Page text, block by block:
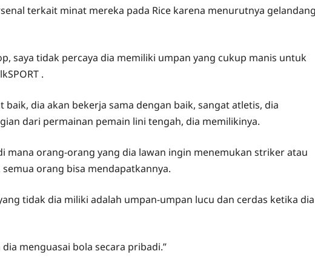
terkait minat mereka pada Rice karena menurutnya
saya tidak percaya dia memiliki umpan yang cukup manis untuk
.
baik, dia akan bekerja sama dengan baik, sangat atletis, dia
dari permainan pemain lini tengah, dia memilikinya.
mana orang-orang yang dia lawan ingin menemukan striker atau
orang bisa mendapatkannya.
tidak dia miliki adalah umpan-umpan lucu dan cerdas ketika dia
menguasai bola secara pribadi.”